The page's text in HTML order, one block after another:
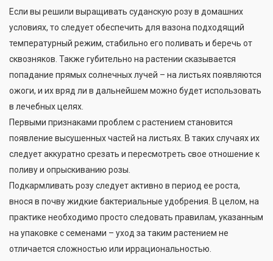
Если вы решили выращивать суданскую розу в домашних
условиях, то следует обеспечить для вазона подходящий
температурный режим, стабильно его поливать и беречь от
сквозняков. Также губительно на растении сказывается
попадание прямых солнечных лучей – на листьях появляются
ожоги, и их вряд ли в дальнейшем можно будет использовать
в лечебных целях.
Первыми признаками проблем с растением становится
появление высушенных частей на листьях. В таких случаях их
следует аккуратно срезать и пересмотреть свое отношение к
поливу и опрыскиванию розы.
Подкармливать розу следует активно в период ее роста,
внося в почву жидкие бактериальные удобрения. В целом, на
практике необходимо просто следовать правилам, указанным
на упаковке с семенами – уход за таким растением не
отличается сложностью или иррациональностью.